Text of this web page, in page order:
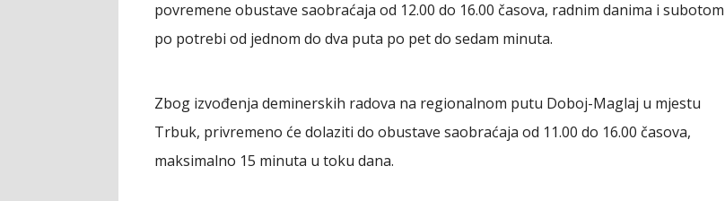
povremene obustave saobraćaja od 12.00 do 16.00 časova, radnim danima i subotom
po potrebi od jednom do dva puta po pet do sedam minuta.
Zbog izvođenja deminerskih radova na regionalnom putu Doboj-Maglaj u mjestu
Trbuk, privremeno će dolaziti do obustave saobraćaja od 11.00 do 16.00 časova,
maksimalno 15 minuta u toku dana.